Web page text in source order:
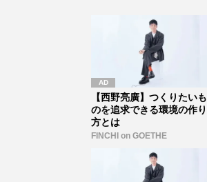
【西野亮廣】つくりたいも
のを追求できる環境の作り
方とは
FINCHI on GOETHE